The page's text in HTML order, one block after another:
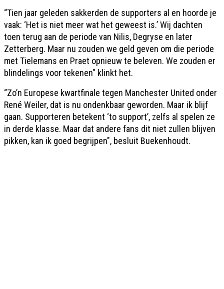
“Tien jaar geleden sakkerden de supporters al en hoorde je
vaak: ‘Het is niet meer wat het geweest is.’ Wij dachten
toen terug aan de periode van Nilis, Degryse en later
Zetterberg. Maar nu zouden we geld geven om die periode
met Tielemans en Praet opnieuw te beleven. We zouden er
blindelings voor tekenen" klinkt het.
“Zo’n Europese kwartfinale tegen Manchester United onder
René Weiler, dat is nu ondenkbaar geworden. Maar ik blijf
gaan. Supporteren betekent ‘to support’, zelfs al spelen ze
in derde klasse. Maar dat andere fans dit niet zullen blijven
pikken, kan ik goed begrijpen", besluit Buekenhoudt.